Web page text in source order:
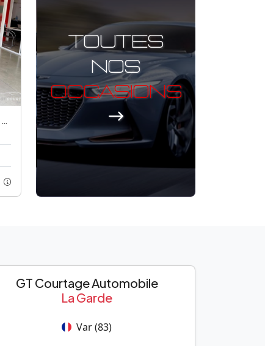
toutes
nos
occasions
GT Courtage Automobile
La Garde
Var (83)